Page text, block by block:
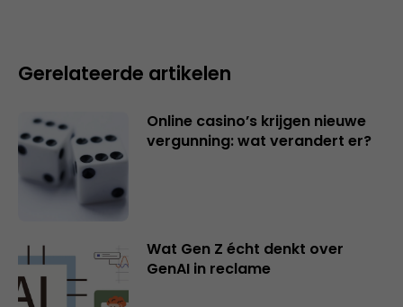
Gerelateerde artikelen
Online casino’s krijgen nieuwe
vergunning: wat verandert er?
Wat Gen Z écht denkt over
GenAI in reclame